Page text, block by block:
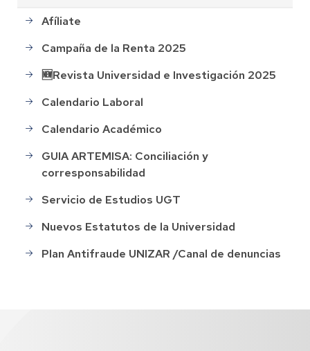
Afíliate
Campaña de la Renta 2025
🆕Revista Universidad e Investigación 2025
Calendario Laboral
Calendario Académico
GUIA ARTEMISA: Conciliación y
corresponsabilidad
Servicio de Estudios UGT
Nuevos Estatutos de la Universidad
Plan Antifraude UNIZAR /Canal de denuncias